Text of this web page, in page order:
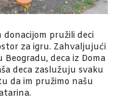
donacijom pružili deci
za igru. Zahvaljujući
deca iz Doma
deca zaslužuju svaku
da im pružimo našu